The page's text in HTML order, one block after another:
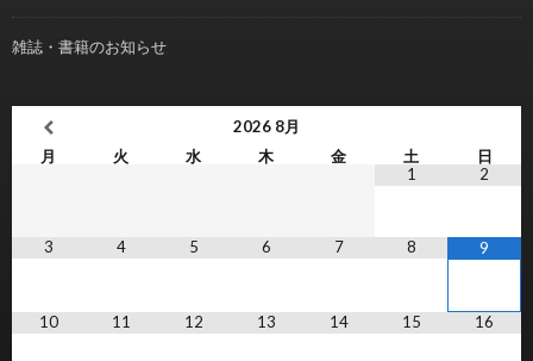
雑誌・書籍のお知らせ
2026 8月
月
火 水 木 金 土
日
1
2
3 4 5 6 7 8 9
10 11 12 13 14 15 16